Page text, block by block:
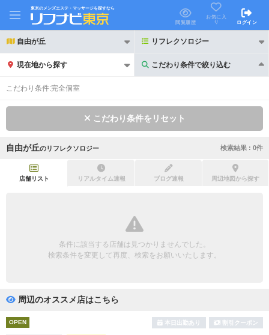
東京のメンズエステ・マッサージを探すなら
閲覧履歴
お気に入
り
ログイン
自由が丘 リフレクソロジー
現在地から探す こだわり条件で絞り込む
こだわり条件で絞り込む
初回割引あり リピーター割引あり
団体様歓迎
ペアルームあり
フットバスあり 岩盤浴あり
こだわり条件:完全個室
こだわり条件をリセット
自由が丘のリフレクソロジー 検索結果 : 0件
店舗リスト リアルタイム速報 ブログ速報 周辺地図から探す
条件に該当する店舗は見つかりませんでした。
検索条件を変更して再度、検索をお願いいたします。
周辺のオススメ店はこちら
OPEN 本日出勤あり 割引クーポン